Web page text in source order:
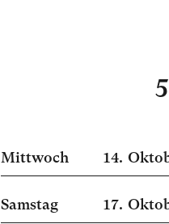
Mittwoch 14.
Samstag 17.